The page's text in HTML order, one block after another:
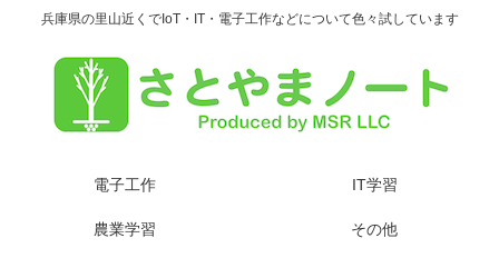
兵庫県の里山近くでIoT・IT・電子工作などについて色々試しています
電子工作 IT学習
農業学習 その他